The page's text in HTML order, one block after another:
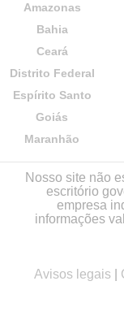
Amazonas
Bahia
Ceará
Distrito Federal
Espírito Santo
Goiás
Maranhão
Nosso site não
escritório
empresa
informações
Avisos legais